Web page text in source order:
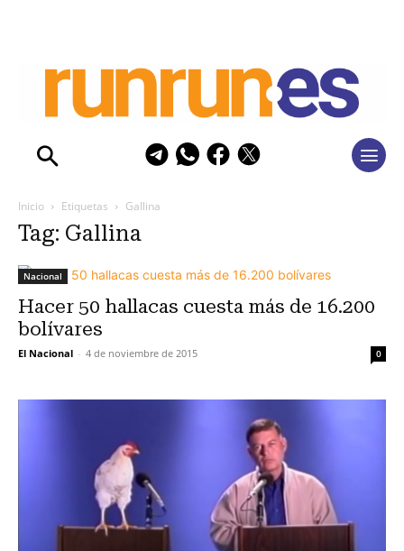
Inicio Etiquetas Gallina
Tag: Gallina
Nacional
Hacer 50 hallacas cuesta más de 16.200
bolívares
El Nacional - 4 de noviembre de 2015 0